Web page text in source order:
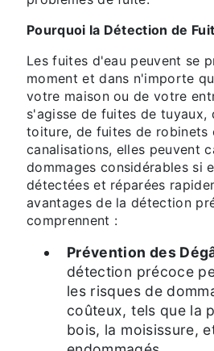
Pourquoi la Détection de
Les fuites d'eau peuvent se
moment et dans n'importe
votre maison ou de votre
s'agisse de fuites de tuyaux,
toiture, de fuites de robinets
canalisations, elles peuvent
dommages considérables si
détectées et réparées
avantages de la détection
comprennent :
Prévention des
détection précoce
les risques de
coûteux, tels que la
bois, la moisissure,